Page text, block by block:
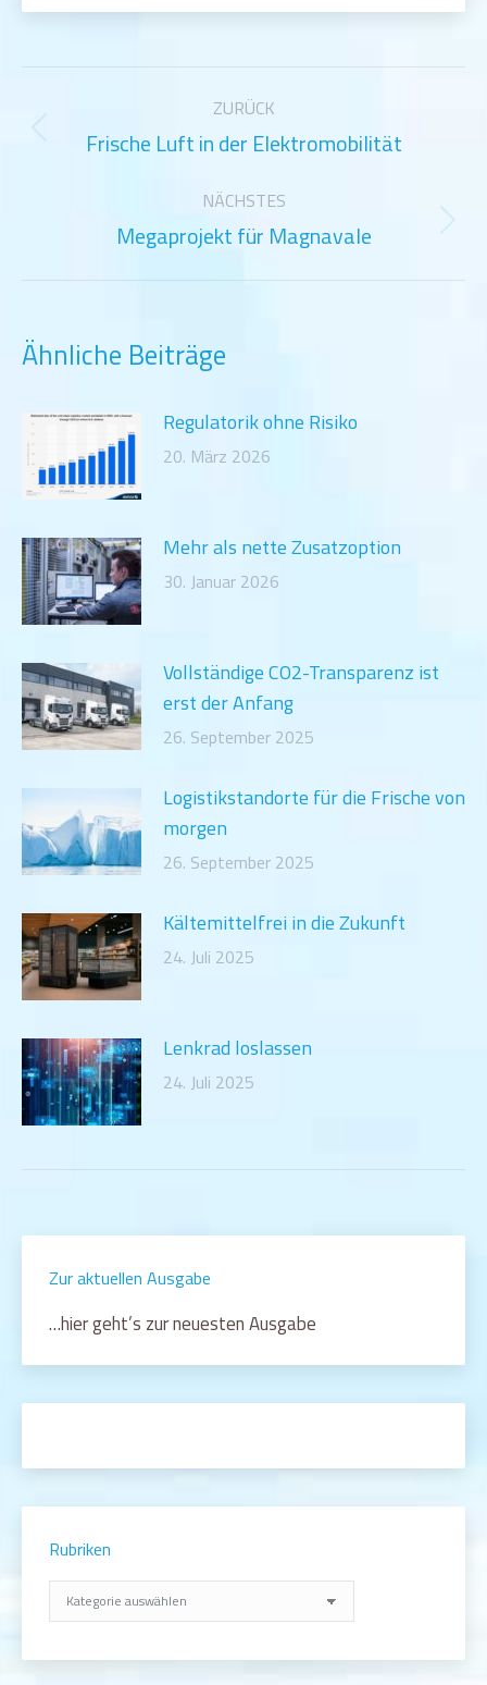
Kommentarnavigation
ZURÜCK
Vorheriger
Frische Luft in der Elektromobilität
NÄCHSTES
Nächster
Megaprojekt für Magnavale
Ähnliche Beiträge
Regulatorik ohne Risiko
20. März 2026
Mehr als nette Zusatzoption
30. Januar 2026
Vollständige CO2-Transparenz ist
erst der Anfang
26. September 2025
Logistikstandorte für die Frische von
morgen
26. September 2025
Kältemittelfrei in die Zukunft
24. Juli 2025
Lenkrad loslassen
24. Juli 2025
Zur aktuellen Ausgabe
…hier geht’s zur neuesten Ausgabe
Rubriken
Rubriken